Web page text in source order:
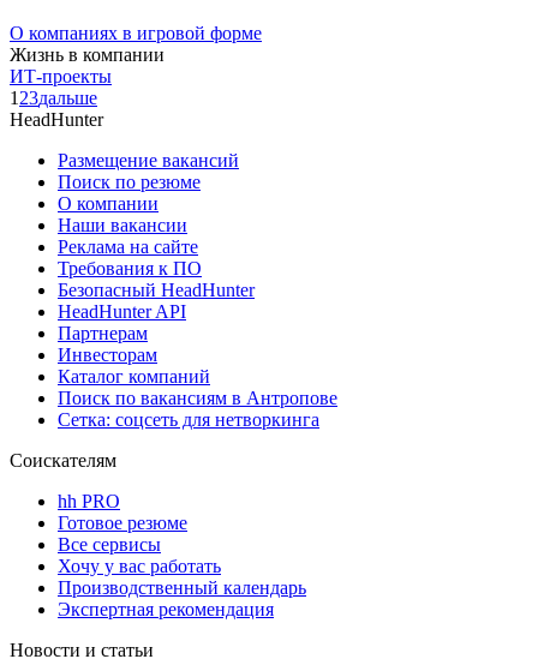
О компаниях в игровой форме
Жизнь в компании
ИТ-проекты
1 23дальше
HeadHunter
Размещение вакансий
Поиск по резюме
О компании
Наши вакансии
Реклама на сайте
Требования к ПО
Безопасный HeadHunter
HeadHunter API
Партнерам
Инвесторам
Каталог компаний
Поиск по вакансиям в Антропове
Сетка: соцсеть для нетворкинга
Соискателям
hh PRO
Готовое резюме
Все сервисы
Хочу у вас работать
Производственный календарь
Экспертная рекомендация
Новости и статьи